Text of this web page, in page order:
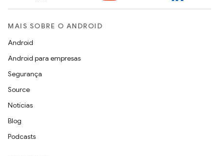
MAIS SOBRE O ANDROID
Android
Android para empresas
Segurança
Source
Notícias
Blog
Podcasts